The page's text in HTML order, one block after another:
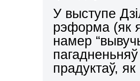
У выступе
рэформа (як
намер
прадуктаў,